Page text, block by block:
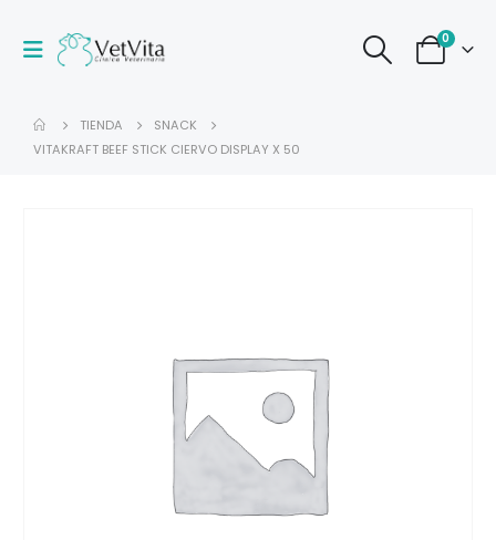
0
TIENDA
SNACK
VITAKRAFT BEEF STICK CIERVO DISPLAY X 50